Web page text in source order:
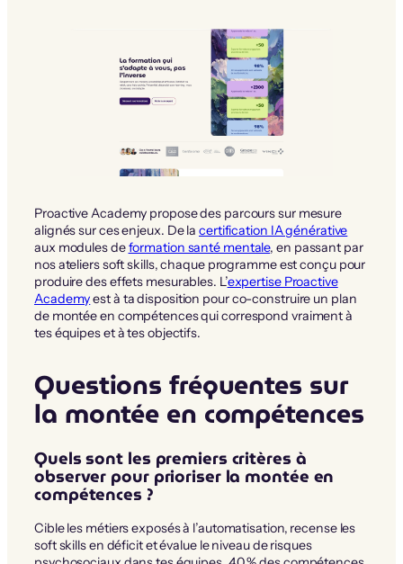
Proactive Academy propose des parcours sur mesure
alignés sur ces enjeux. De la certification IA générative
aux modules deformation santé mentale, en passant par
nos ateliers soft skills, chaque programme est conçu pour
produire des effets mesurables. L’expertise Proactive
Academyest à ta disposition pour co-construire un plan
de montée en compétences qui correspond vraiment à
tes équipes et à tes objectifs.
Questions fréquentes sur
la montée en compétences
Quels sont les premiers critères à
observer pour prioriser la montée en
compétences ?
Cible les métiers exposés à l’automatisation, recense les
soft skills en déficit et évalue le niveau de risques